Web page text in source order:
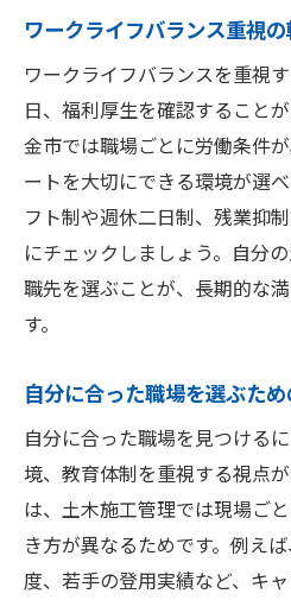
ワークライフバランス重視
ワークライフバランスを重視
日、福利厚生を確認すること
金市では職場ごとに労働条件
ートを大切にできる環境が選
フト制や週休二日制、残業抑
にチェックしましょう。自分
職先を選ぶことが、長期的な
す。
自分に合った職場を選ぶた
自分に合った職場を見つける
境、教育体制を重視する視点
は、土木施工管理では現場ご
き方が異なるためです。例え
度、若手の登用実績など、キ